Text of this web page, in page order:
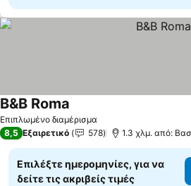
Επιπλωμένο διαμέρισμα
B&B Roma
8,5 Εξαιρετικό 578
Επιλέξτε ημερομηνίες, για να
δείτε τις ακριβείς τιμές